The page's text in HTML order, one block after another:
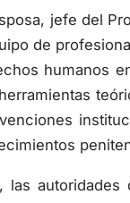
de
humanos
el debate y la